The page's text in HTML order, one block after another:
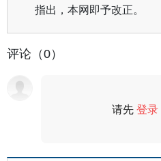
指出，本网即予改正。
评论（0）
请先登录